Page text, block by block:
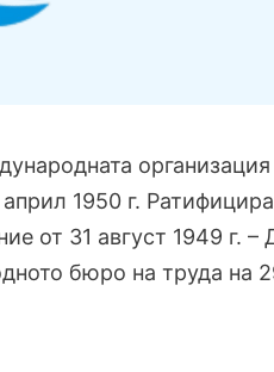
1950 г.
от 31 август 1949 г. –
бюро на труда на